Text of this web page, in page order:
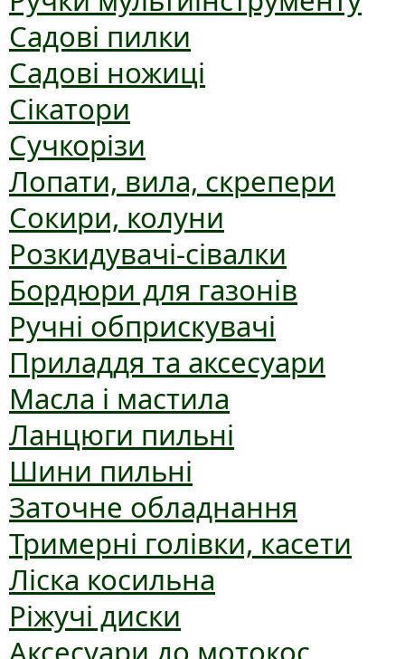
Садові пилки
Садові ножиці
Сікатори
Сучкорізи
Лопати, вила, скрепери
Сокири, колуни
Розкидувачі-сівалки
Бордюри для газонів
Ручні обприскувачі
Приладдя та аксесуари
Масла і мастила
Ланцюги пильні
Шини пильні
Заточне обладнання
Тримерні голівки, касети
Ліска косильна
Ріжучі диски